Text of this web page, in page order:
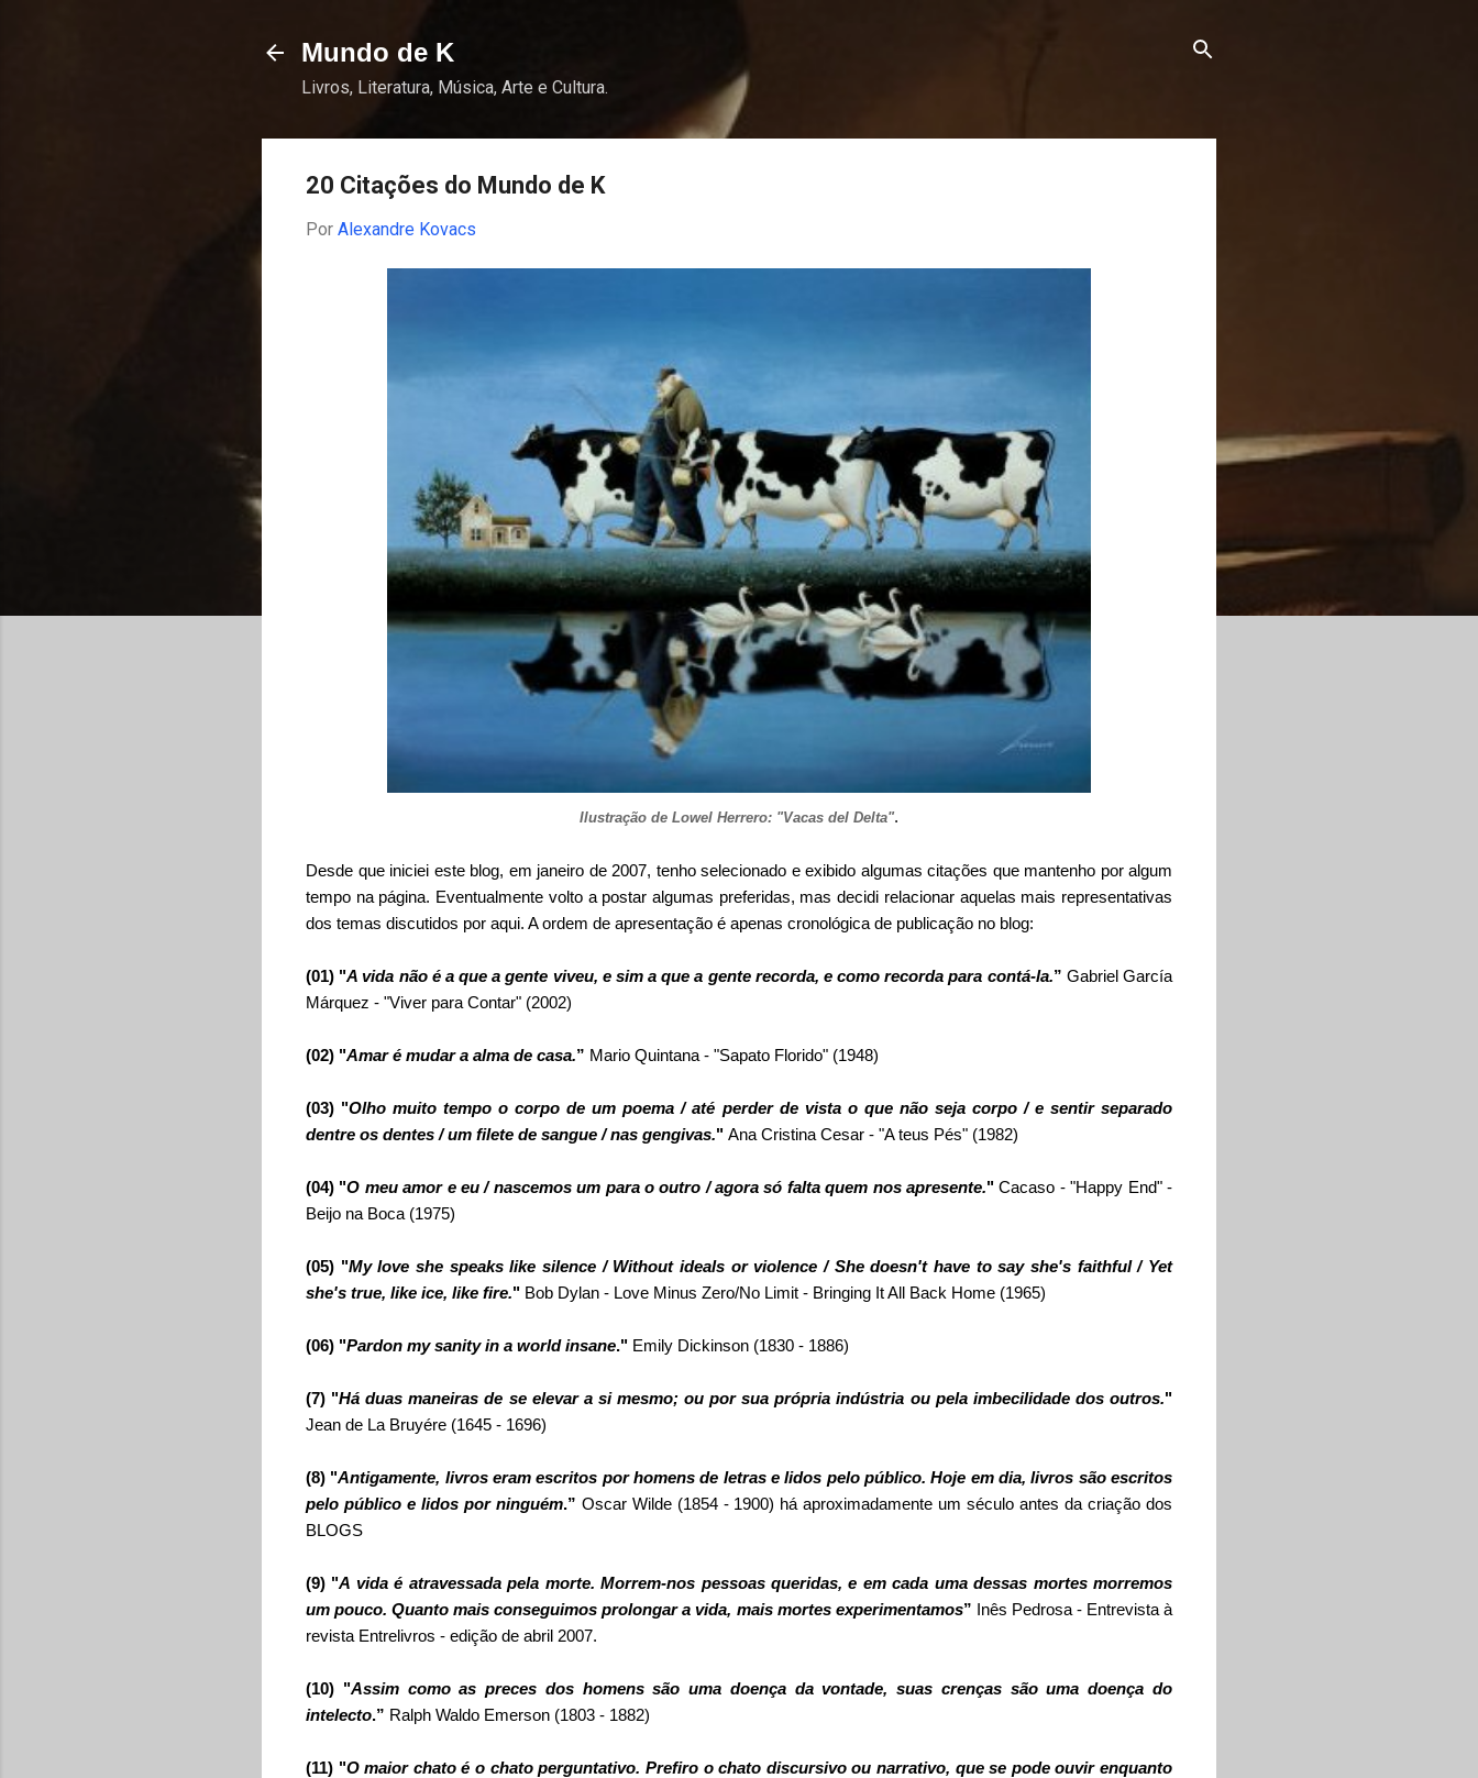
Mundo de K
Livros, Literatura, Música, Arte e Cultura.
20 Citações do Mundo de K
Por Alexandre Kovacs
Ilustração de Lowel Herrero: "Vacas del Delta".
Desde que iniciei este blog, em janeiro de 2007, tenho selecionado e exibido algumas citações que mantenho por algum
tempo na página. Eventualmente volto a postar algumas preferidas, mas decidi relacionar aquelas mais representativas
dos temas discutidos por aqui. A ordem de apresentação é apenas cronológica de publicação no blog:
(01) "A vida não é a que a gente viveu, e sim a que a gente recorda, e como recorda para contá-la.” Gabriel García
Márquez - "Viver para Contar" (2002)
(02) "Amar é mudar a alma de casa.” Mario Quintana - "Sapato Florido" (1948)
(03) "Olho muito tempo o corpo de um poema / até perder de vista o que não seja corpo / e sentir separado
dentre os dentes / um filete de sangue / nas gengivas." Ana Cristina Cesar - "A teus Pés" (1982)
(04) "O meu amor e eu / nascemos um para o outro / agora só falta quem nos apresente." Cacaso - "Happy End" -
Beijo na Boca (1975)
(05) "My love she speaks like silence / Without ideals or violence / She doesn't have to say she's faithful / Yet
she's true, like ice, like fire." Bob Dylan - Love Minus Zero/No Limit - Bringing It All Back Home (1965)
(06) "Pardon my sanity in a world insane." Emily Dickinson (1830 - 1886)
(7) "Há duas maneiras de se elevar a si mesmo; ou por sua própria indústria ou pela imbecilidade dos outros."
Jean de La Bruyére (1645 - 1696)
(8) "Antigamente, livros eram escritos por homens de letras e lidos pelo público. Hoje em dia, livros são escritos
pelo público e lidos por ninguém.” Oscar Wilde(1854 - 1900) há aproximadamente um século antes da criação dos
BLOGS
(9) "A vida é atravessada pela morte. Morrem-nos pessoas queridas, e em cada uma dessas mortes morremos
um pouco. Quanto mais conseguimos prolongar a vida, mais mortes experimentamos” Inês Pedrosa- Entrevista à
revista Entrelivros - edição de abril 2007.
(10) "Assim como as preces dos homens são uma doença da vontade, suas crenças são uma doença do
intelecto.” Ralph Waldo Emerson (1803 - 1882)
(11) "O maior chato é o chato perguntativo. Prefiro o chato discursivo ou narrativo, que se pode ouvir enquanto